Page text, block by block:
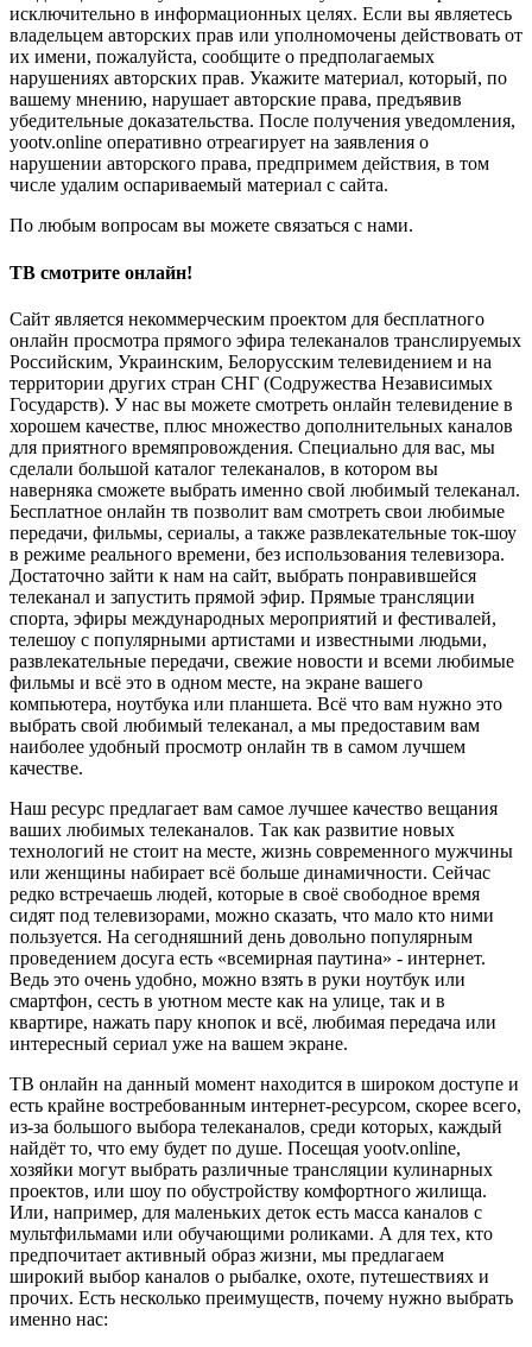
исключительно в информационных целях. Если вы являетесь
владельцем авторских прав или уполномочены действовать от
их имени, пожалуйста, сообщите о предполагаемых
нарушениях авторских прав. Укажите материал, который, по
вашему мнению, нарушает авторские права, предъявив
убедительные доказательства. После получения уведомления,
yootv.online оперативно отреагирует на заявления о
нарушении авторского права, предпримем действия, в том
числе удалим оспариваемый материал с сайта.
По любым вопросам вы можете связаться с нами.
ТВ смотрите онлайн!
Сайт является некоммерческим проектом для бесплатного
онлайн просмотра прямого эфира телеканалов транслируемых
Российским, Украинским, Белорусским телевидением и на
территории других стран СНГ (Содружества Независимых
Государств). У нас вы можете смотреть онлайн телевидение в
хорошем качестве, плюс множество дополнительных каналов
для приятного времяпровождения. Специально для вас, мы
сделали большой каталог телеканалов, в котором вы
наверняка сможете выбрать именно свой любимый телеканал.
Бесплатное онлайн тв позволит вам смотреть свои любимые
передачи, фильмы, сериалы, а также развлекательные ток-шоу
в режиме реального времени, без использования телевизора.
Достаточно зайти к нам на сайт, выбрать понравившейся
телеканал и запустить прямой эфир. Прямые трансляции
спорта, эфиры международных мероприятий и фестивалей,
телешоу с популярными артистами и известными людьми,
развлекательные передачи, свежие новости и всеми любимые
фильмы и всё это в одном месте, на экране вашего
компьютера, ноутбука или планшета. Всё что вам нужно это
выбрать свой любимый телеканал, а мы предоставим вам
наиболее удобный просмотр онлайн тв в самом лучшем
качестве.
Наш ресурс предлагает вам самое лучшее качество вещания
ваших любимых телеканалов. Так как развитие новых
технологий не стоит на месте, жизнь современного мужчины
или женщины набирает всё больше динамичности. Сейчас
редко встречаешь людей, которые в своё свободное время
сидят под телевизорами, можно сказать, что мало кто ними
пользуется. На сегодняшний день довольно популярным
проведением досуга есть «всемирная паутина» - интернет.
Ведь это очень удобно, можно взять в руки ноутбук или
смартфон, сесть в уютном месте как на улице, так и в
квартире, нажать пару кнопок и всё, любимая передача или
интересный сериал уже на вашем экране.
ТВ онлайн на данный момент находится в широком доступе и
есть крайне востребованным интернет-ресурсом, скорее всего,
из-за большого выбора телеканалов, среди которых, каждый
найдёт то, что ему будет по душе. Посещая yootv.online,
хозяйки могут выбрать различные трансляции кулинарных
проектов, или шоу по обустройству комфортного жилища.
Или, например, для маленьких деток есть масса каналов с
мультфильмами или обучающими роликами. А для тех, кто
предпочитает активный образ жизни, мы предлагаем
широкий выбор каналов о рыбалке, охоте, путешествиях и
прочих. Есть несколько преимуществ, почему нужно выбрать
именно нас: